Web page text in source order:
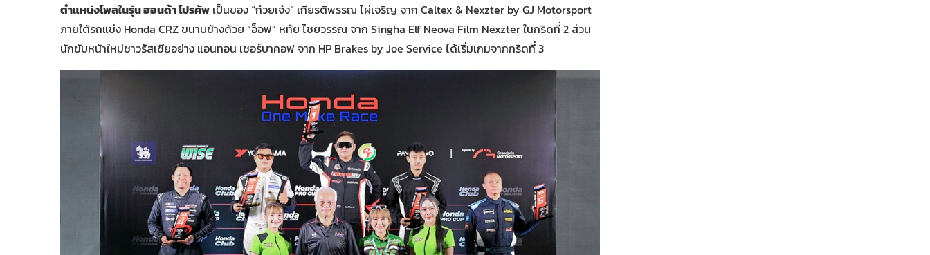
ตำแหน่งโพลในรุ่น ฮอนด้า โปรคัพ เป็นของ “ก๋วยเจ๋ง” เกียรติพรรณ ไผ่เจริญ จาก Caltex & Nexzter by GJ Motorsport
ภายใต้รถแข่ง Honda CRZ ขนาบข้างด้วย “อ็อฟ” หทัย ไชยวรรณ จาก Singha Elf Neova Film Nexzter ในกริดที่ 2 ส่วน
นักขับหน้าใหม่ชาวรัสเซียอย่าง แอนทอน เชอร์บาคอฟ จาก HP Brakes by Joe Service ได้เริ่มเกมจากกริดที่ 3